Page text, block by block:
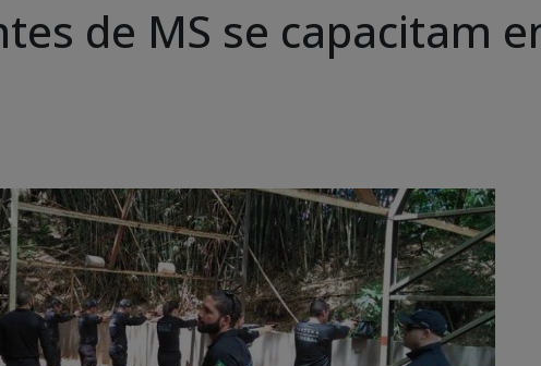
de MS se capacitam